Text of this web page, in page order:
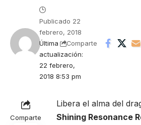
Última
actualización:
22 febrero,
2018 8:53 pm
Publicado 22
febrero, 2018
Comparte
Comparte
Libera el alma del
Shining Resonance